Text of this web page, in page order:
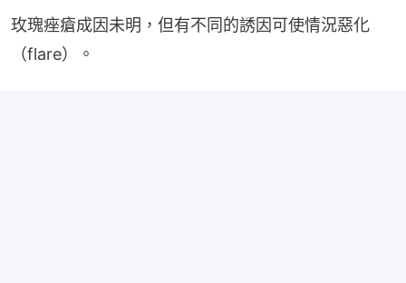
玫瑰痤瘡成因未明，但有不同的誘因可使情況惡化
（flare）。